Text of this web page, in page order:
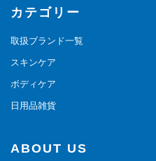
カテゴリー
取扱ブランド一覧
スキンケア
ボディケア
日用品雑貨
ABOUT US